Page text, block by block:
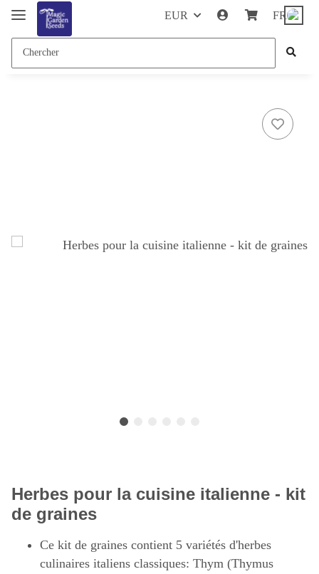
EUR FR
Herbes pour la cuisine italienne - kit
de graines
Ce kit de graines contient 5 variétés d'herbes
culinaires italiens classiques: Thym (Thymus